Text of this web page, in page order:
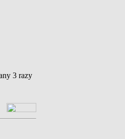
3 razy